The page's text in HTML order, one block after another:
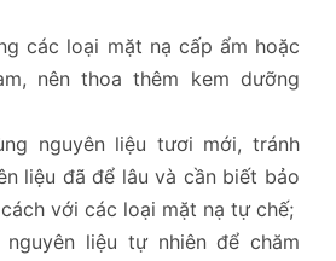
các loại mặt nạ cấp ẩm hoặc
nên thoa thêm kem dưỡng
nguyên liệu tươi mới, tránh
liệu đã để lâu và cần biết bảo
với các loại mặt nạ tự chế;
nguyên liệu tự nhiên để chăm